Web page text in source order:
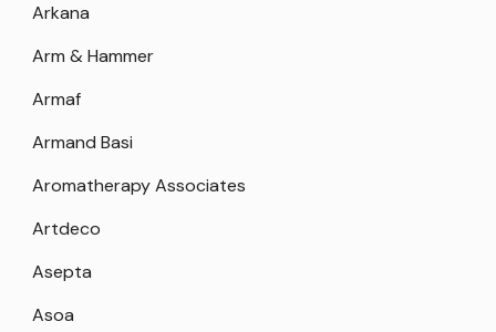
Arkana
Arm & Hammer
Armaf
Armand Basi
Aromatherapy Associates
Artdeco
Asepta
Asoa